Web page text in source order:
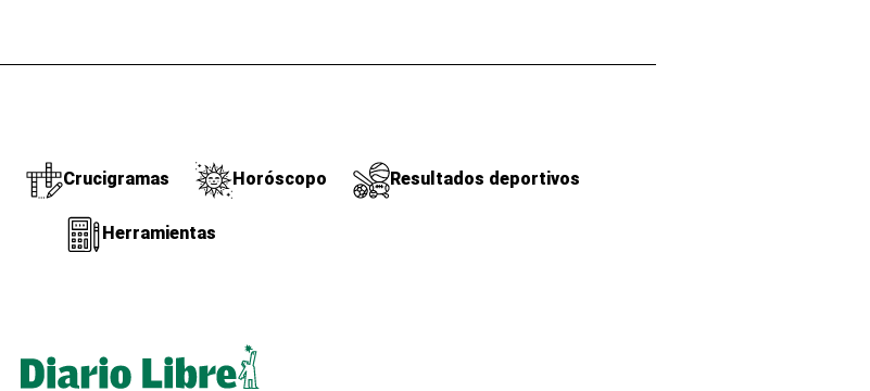
Crucigramas Horóscopo Resultados deportivos
Herramientas